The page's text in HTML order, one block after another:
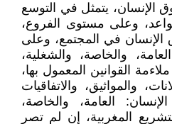
الإنسان، يتمثل في التوسع
وعلى مستوى الفروع،
في المجتمع، وعلى
والخاصة، والشغلية،
القوانين المعمول بها،
والمواثيق، والاتفاقيات
العامة، والخاصة،
المغربية، إن لم تصر